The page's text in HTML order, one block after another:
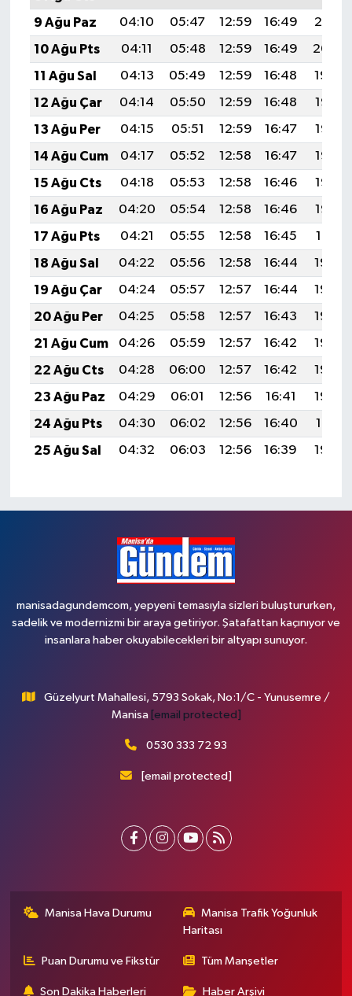
9 Ağu Paz
04:10 05:47 12:59 16:49
20:01
10 Ağu Pts
04:11 05:48 12:59 16:49
20:00
11 Ağu Sal
04:13 05:49 12:59 16:48
19:59
12 Ağu Çar
04:14 05:50 12:59 16:48
19:57
13 Ağu Per
04:15 05:51 12:59 16:47
19:56
14 Ağu Cum
04:17 05:52 12:58 16:47
19:55
15 Ağu Cts
04:18 05:53 12:58 16:46
19:53
16 Ağu Paz
04:20 05:54 12:58 16:46
19:52
17 Ağu Pts
04:21 05:55 12:58 16:45
19:51
18 Ağu Sal
04:22 05:56 12:58 16:44
19:49
19 Ağu Çar
04:24 05:57 12:57 16:44
19:48
20 Ağu Per
04:25 05:58 12:57 16:43
19:46
21 Ağu Cum
04:26 05:59 12:57 16:42
19:45
22 Ağu Cts
04:28 06:00 12:57 16:42
19:44
23 Ağu Paz
04:29 06:01 12:56 16:41
19:42
24 Ağu Pts
04:30 06:02 12:56 16:40
19:41
25 Ağu Sal
04:32 06:03 12:56 16:39 19:39
manisadagundemcom, yepyeni temasıyla sizleri buluştururken,
sadelik ve modernizmi bir araya getiriyor. Şatafattan kaçınıyor ve
insanlara haber okuyabilecekleri bir altyapı sunuyor.
Güzelyurt Mahallesi, 5793 Sokak, No:1/C - Yunusemre /
Manisa [email protected]
0530 333 72 93
[email protected]
Manisa Hava Durumu
Manisa Trafik Yoğunluk
Haritası
Puan Durumu ve Fikstür Tüm Manşetler
Son Dakika Haberleri Haber Arşivi